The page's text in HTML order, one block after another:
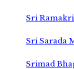
Sri
Sri Sarada
Srimad